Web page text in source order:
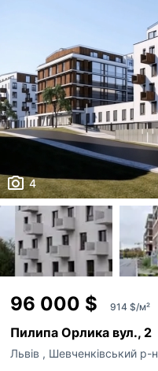
4
96 000 $ 914 $/м²
Пилипа Орлика вул., 2
Львів , Шевченківський р-н